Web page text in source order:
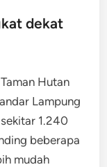
dekat
Hutan
Lampung
1.240
beberapa
mudah